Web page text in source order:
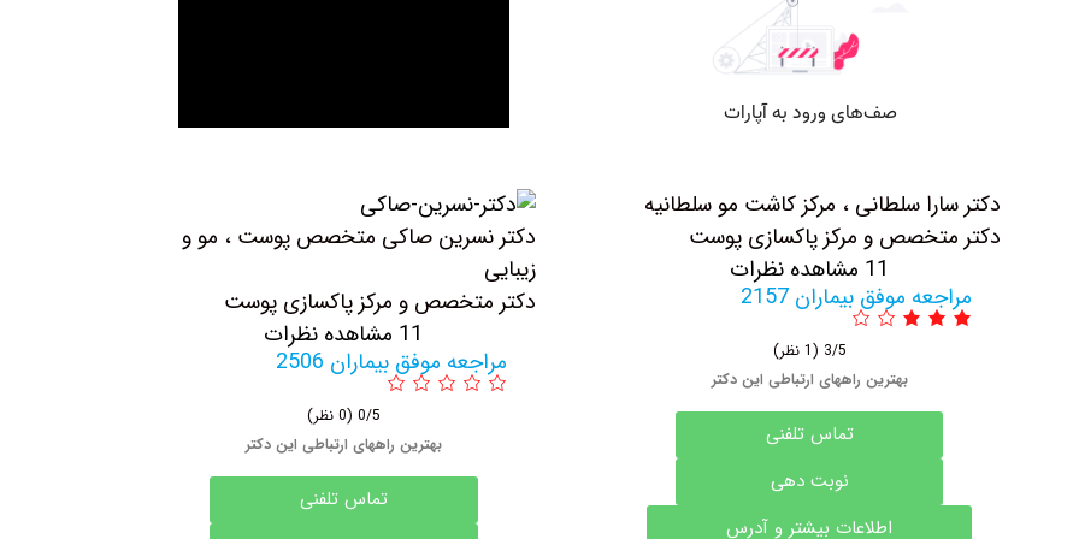
دکتر سارا سلطانی ، مرکز کاشت مو سلطانیه
دکتر متخصص و مرکز پاکسازی پوست
11 مشاهده نظرات
مراجعه موفق بیماران 2157
3/5 (1 نظر)
بهترین راههای ارتباطی این دکتر
تماس تلفنی
نوبت دهی
اطلاعات بیشتر و آدرس
دکتر نسرین صاکی متخصص پوست ، مو و
زیبایی
دکتر متخصص و مرکز پاکسازی پوست
11 مشاهده نظرات
مراجعه موفق بیماران 2506
0/5 (0 نظر)
بهترین راههای ارتباطی این دکتر
تماس تلفنی